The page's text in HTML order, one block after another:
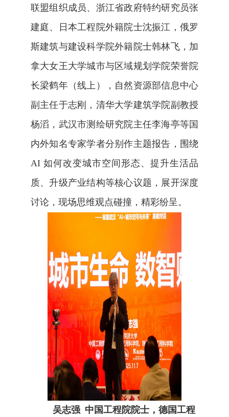
联盟组织成员、浙江省政府特约研究员张
建庭、日本工程院外籍院士沈振江，俄罗
斯建筑与建设科学院外籍院士韩林飞，加
拿大女王大学城市与区域规划学院荣誉院
长梁鹤年（线上），自然资源部信息中心
副主任于志刚，清华大学建筑学院副教授
杨滔，武汉市测绘研究院主任李海亭等国
内外知名专家学者分别作主题报告，围绕
AI 如何改变城市空间形态、提升生活品
质、升级产业结构等核心议题，展开深度
讨论，现场思维观点碰撞，精彩纷呈。
吴志强 中国工程院院士，德国工程